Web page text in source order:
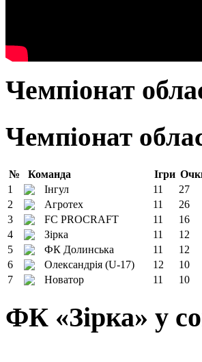
Чемпіонат
Чемпіонат
№ Команда Ігри
1
Інгул 11
27
2
Агротех 11
26
3
FC PROCRAFT 11
16
4
Зірка 11
12
5
ФК Долинська 11
12
6
Олександрія (U-17) 12
10
7
Новатор 11 10
ФК «Зірка» у